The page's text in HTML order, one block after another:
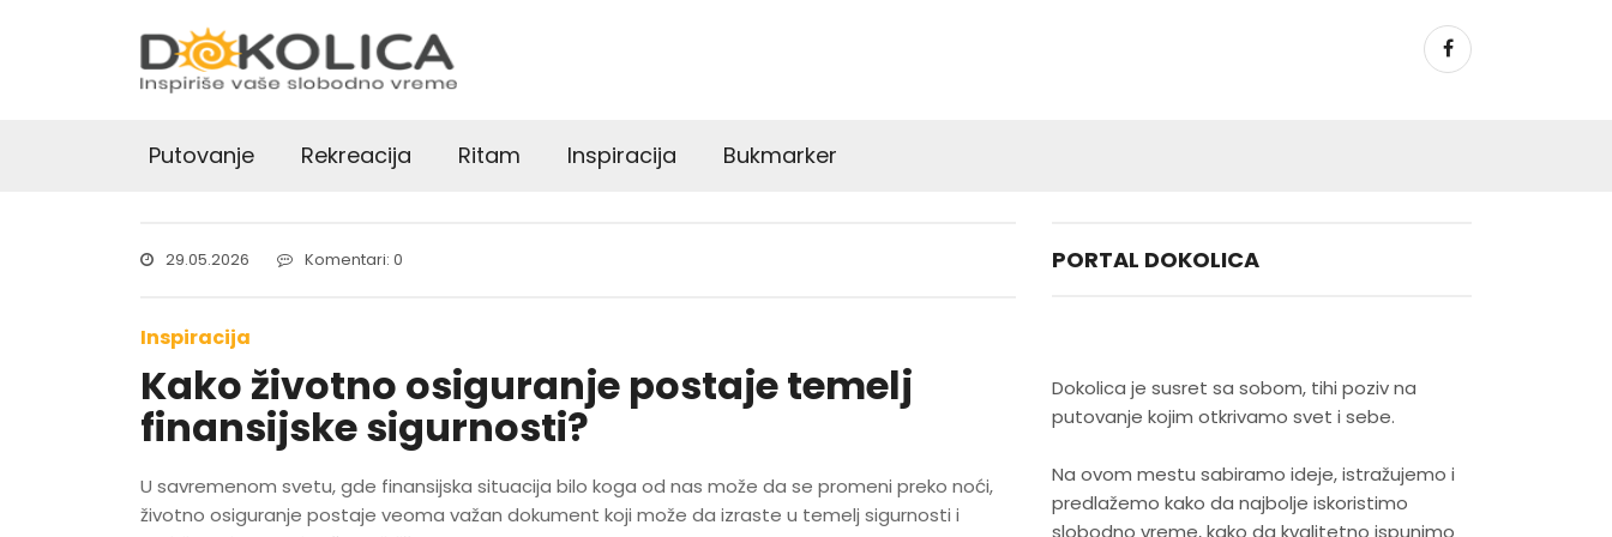
Putovanje Rekreacija Ritam Inspiracija Bukmarker
29.05.2026 Komentari: 0
Inspiracija
Kako životno osiguranje postaje temelj
finansijske sigurnosti?
U savremenom svetu, gde finansijska situacija bilo koga od nas može da se promeni preko noći,
životno osiguranje postaje veoma važan dokument koji može da izraste u temelj sigurnosti i
PORTAL DOKOLICA
Dokolica je susret sa sobom, tihi poziv na
putovanje kojim otkrivamo svet i sebe.
Na ovom mestu sabiramo ideje, istražujemo i
predlažemo kako da najbolje iskoristimo
slobodno vreme, kako da kvalitetno ispunimo